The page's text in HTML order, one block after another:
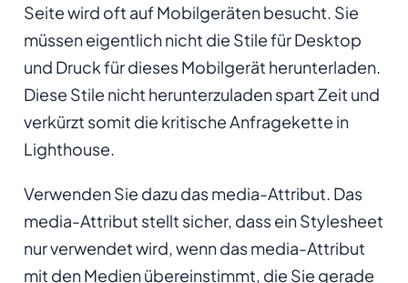
Seite wird oft auf Mobilgeräten besucht. Sie
müssen eigentlich nicht die Stile fürDesktop
und Druckfür dieses Mobilgerät herunterladen.
Diese Stile nicht herunterzuladen spart Zeit und
verkürzt somit die kritische Anfragekette in
Lighthouse.
Verwenden Sie dazu das media-Attribut. Das
media-Attribut stellt sicher, dass ein Stylesheet
nur verwendet wird, wenn das media-Attribut
mit den Medien übereinstimmt, die Sie gerade